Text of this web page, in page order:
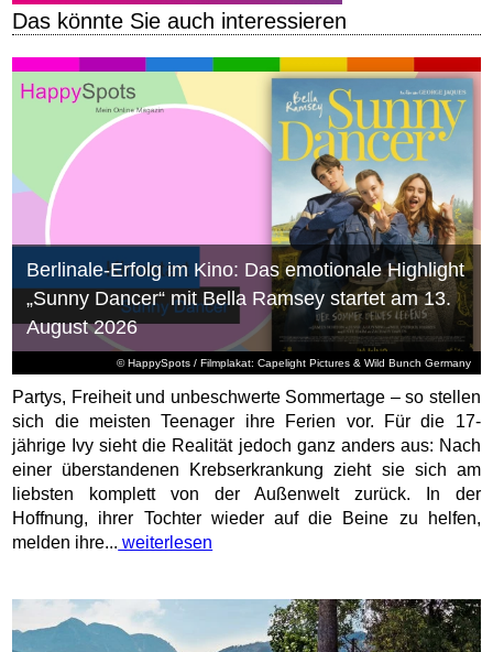
Das könnte Sie auch interessieren
© HappySpots / Filmplakat: Capelight Pictures & Wild Bunch Germany
Berlinale-Erfolg im Kino: Das emotionale Highlight
„Sunny Dancer“ mit Bella Ramsey startet am 13.
August 2026
Partys, Freiheit und unbeschwerte Sommertage – so stellen
sich die meisten Teenager ihre Ferien vor. Für die 17-
jährige Ivy sieht die Realität jedoch ganz anders aus: Nach
einer überstandenen Krebserkrankung zieht sie sich am
liebsten komplett von der Außenwelt zurück. In der
Hoffnung, ihrer Tochter wieder auf die Beine zu helfen,
melden ihre... weiterlesen